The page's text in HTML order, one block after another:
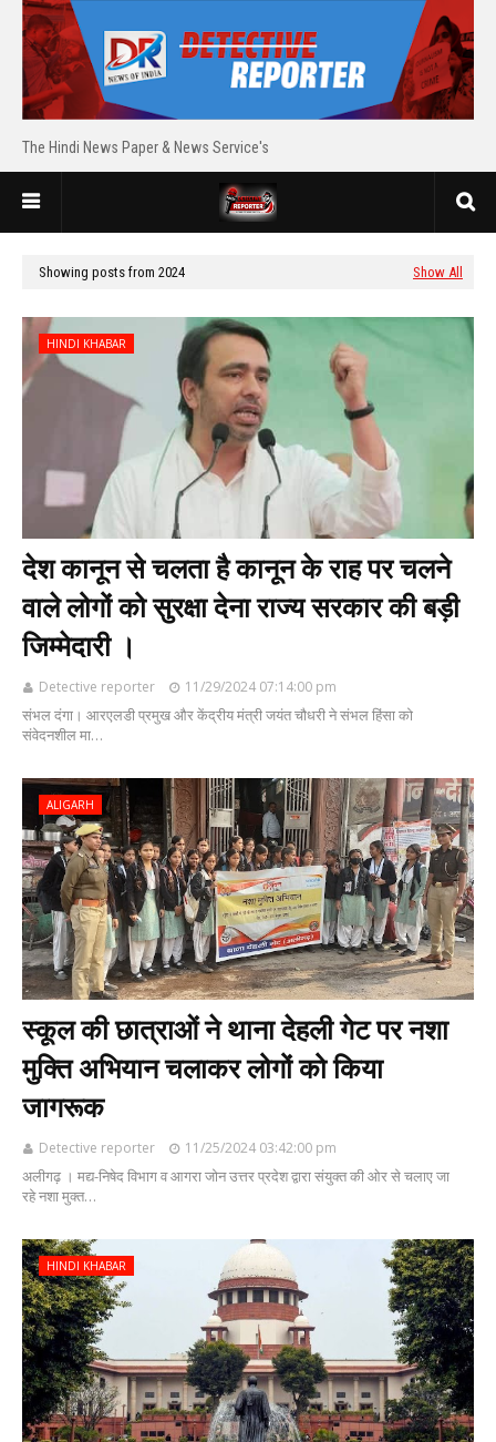
The Hindi News Paper & News Service's
Showing posts from 2024 Show All
HINDI KHABAR
देश कानून से चलता है कानून के राह पर चलने
वाले लोगों को सुरक्षा देना राज्य सरकार की बड़ी
जिम्मेदारी ।
Detective reporter 11/29/2024 07:14:00 pm
संभल दंगा। आरएलडी प्रमुख और केंद्रीय मंत्री जयंत चौधरी ने संभल हिंसा को
संवेदनशील मा…
ALIGARH
स्कूल की छात्राओं ने थाना देहली गेट पर नशा
मुक्ति अभियान चलाकर लोगों को किया
जागरूक
Detective reporter 11/25/2024 03:42:00 pm
अलीगढ़ । मद्य-निषेद विभाग व आगरा जोन उत्तर प्रदेश द्वारा संयुक्त की ओर से चलाए जा
रहे नशा मुक्त…
HINDI KHABAR